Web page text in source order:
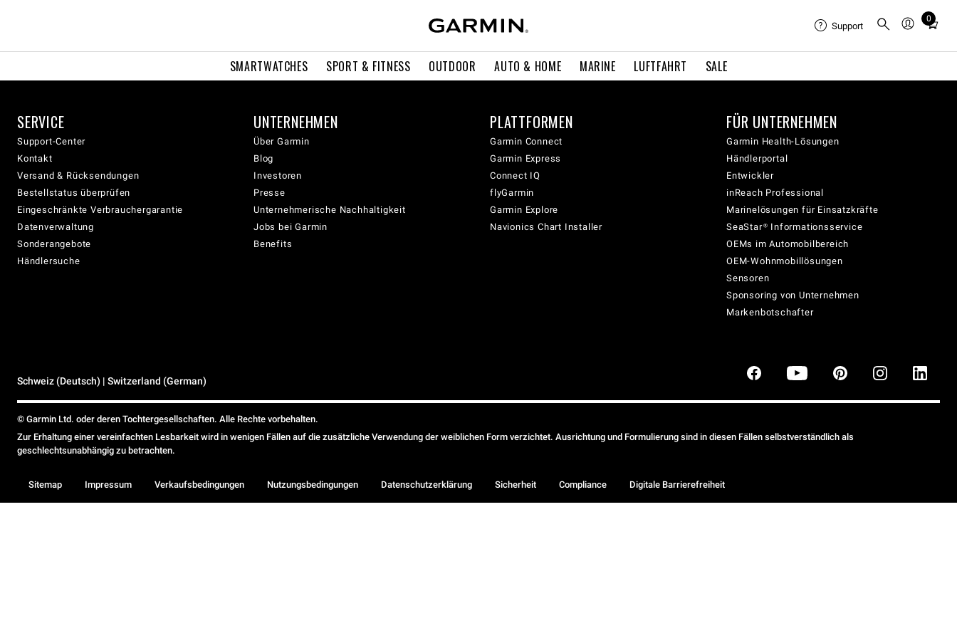
SMARTWATCHES SPORT & FITNESS OUTDOOR AUTO & HOME MARINE LUFTFAHRT SALE
Support
0
Total
cart:
SERVICE
Support-Center
Kontakt
Versand & Rücksendungen
Bestellstatus überprüfen
Eingeschränkte Verbrauchergarantie
Datenverwaltung
Sonderangebote
Händlersuche
UNTERNEHMEN
Über Garmin
Blog
Investoren
Presse
Unternehmerische Nachhaltigkeit
Jobs bei Garmin
Benefits
PLATTFORMEN
Garmin Connect
Garmin Express
Connect IQ
flyGarmin
Garmin Explore
Navionics Chart Installer
FÜR UNTERNEHMEN
Garmin Health-Lösungen
Händlerportal
Entwickler
inReach Professional
Marinelösungen für Einsatzkräfte
SeaStar® Informationsservice
OEMs im Automobilbereich
OEM-Wohnmobillösungen
Sensoren
Sponsoring von Unternehmen
Markenbotschafter
Schweiz (Deutsch) | Switzerland (German)
© Garmin Ltd. oder deren Tochtergesellschaften. Alle Rechte vorbehalten.
Zur Erhaltung einer vereinfachten Lesbarkeit wird in wenigen Fällen auf die zusätzliche Verwendung der weiblichen Form verzichtet. Ausrichtung und Formulierung sind in diesen Fällen selbstverständlich als
geschlechtsunabhängig zu betrachten.
Sitemap Impressum Verkaufsbedingungen Nutzungsbedingungen Datenschutzerklärung Sicherheit Compliance Digitale Barrierefreiheit